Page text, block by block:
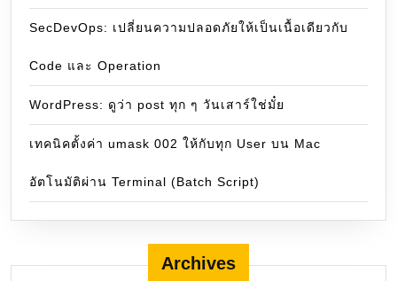
SecDevOps: เปลี่ยนความปลอดภัยให้เป็นเนื้อเดียวกับ
Code และ Operation
WordPress: ดูว่า post ทุก ๆ วันเสาร์ใช่มั๋ย
เทคนิคตั้งค่า umask 002 ให้กับทุก User บน Mac
อัตโนมัติผ่าน Terminal (Batch Script)
Archives